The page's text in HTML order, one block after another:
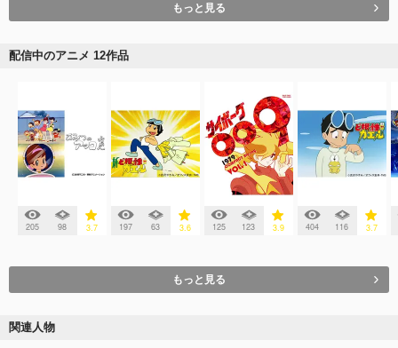
もっと見る
配信中のアニメ 12作品
205 98 3.7 197 63 3.6 125 123 3.9 404 116 3.7
もっと見る
関連人物